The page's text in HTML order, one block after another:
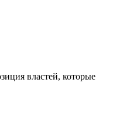
властей, которые